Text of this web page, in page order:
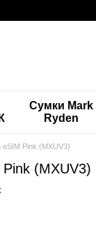
Сумки Mark
Ryden
eSIM Pink (MXUV3)
(MXUV3)